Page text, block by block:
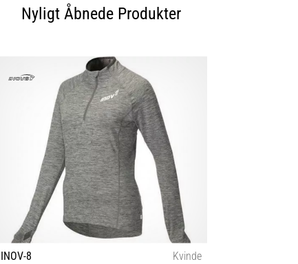
Nyligt Åbnede Produkter
INOV-8
Kvinde